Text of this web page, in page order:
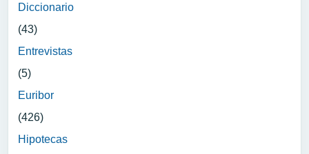
Diccionario
(43)
Entrevistas
(5)
Euribor
(426)
Hipotecas